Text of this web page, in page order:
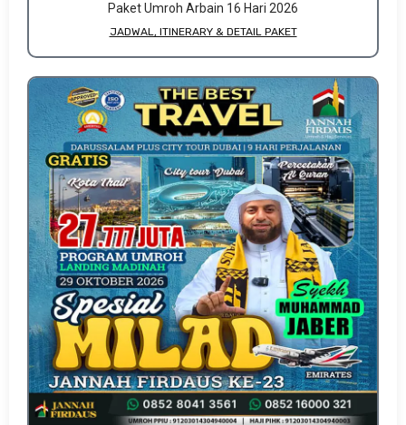
Paket Umroh Arbain 16 Hari 2026
JADWAL, ITINERARY & DETAIL PAKET